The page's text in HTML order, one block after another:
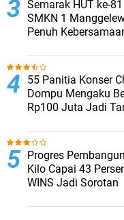
Semarak HUT ke-
SMKN 1
Penuh
55 Panitia Konser
Dompu Mengaku
Rp100 Juta Jadi
Progres
Kilo Capai 43
WINS Jadi Sorotan